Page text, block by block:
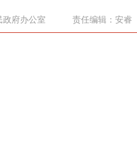
政府办公室 责任编辑：安睿